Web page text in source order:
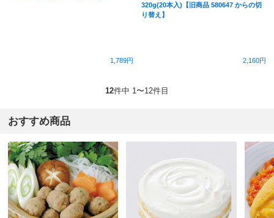
1,789円
320g(20本入)【旧商品 580647 からの切
り替え】
2,160円
12件中 1〜12件目
おすすめ商品